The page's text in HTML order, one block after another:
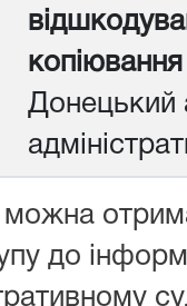
Донецький
до